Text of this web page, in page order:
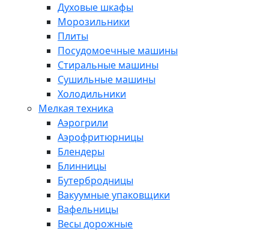
Духовые шкафы
Морозильники
Плиты
Посудомоечные машины
Стиральные машины
Сушильные машины
Холодильники
Мелкая техника
Аэрогрили
Аэрофритюрницы
Блендеры
Блинницы
Бутербродницы
Вакуумные упаковщики
Вафельницы
Весы дорожные